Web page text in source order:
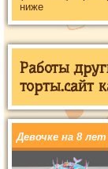
ниже
Работы
торты.сайт
Девочке на 8 лет